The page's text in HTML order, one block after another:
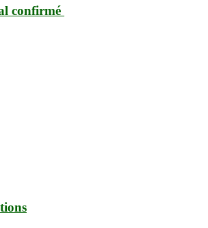
confirmé